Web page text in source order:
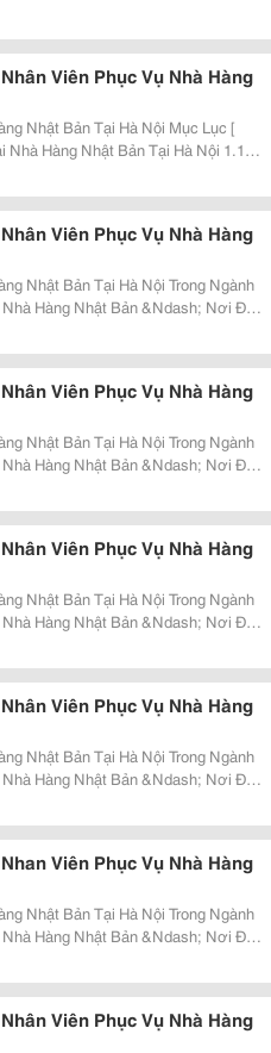
Viên Phục Vụ Nhà Hàng
Bản Tại Hà Nội Mục Lục [
Gọi Phục Vụ? 1.2 Giải
Viên Phục Vụ Nhà Hàng
Tại Hà Nội Trong Ngành
Hàng Nhật Bản &Ndash; Nơi Đề
Mực &Ndash; Việc Lắp Đặt Hệ
Viên Phục Vụ Nhà Hàng
Tại Hà Nội Trong Ngành
Hàng Nhật Bản &Ndash; Nơi Đề
Mực &Ndash; Việc Lắp Đặt Hệ
Viên Phục Vụ Nhà Hàng
Tại Hà Nội Trong Ngành
Hàng Nhật Bản &Ndash; Nơi Đề
Mực &Ndash; Việc Lắp Đặt Hệ
Viên Phục Vụ Nhà Hàng
Tại Hà Nội Trong Ngành
Hàng Nhật Bản &Ndash; Nơi Đề
Mực &Ndash; Việc Lắp Đặt Hệ
Viên Phục Vụ Nhà Hàng
Tại Hà Nội Trong Ngành
Hàng Nhật Bản &Ndash; Nơi Đề
Mực &Ndash; Việc Lắp Đặt Hệ
Viên Phục Vụ Nhà Hàng